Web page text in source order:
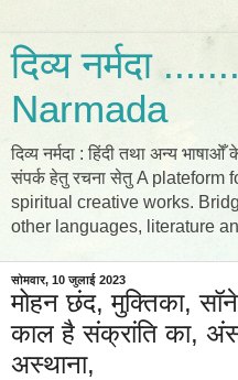
दिव्य नर्मदा
Narmada
दिव्य नर्मदा : हिंदी तथा अन्य
संपर्क हेतु रचना सेतु A plateform
spiritual creative works.
other languages, literature
सोमवार, 10 जुलाई 2023
मोहन छंद, मुक्तिका,
काल है संक्रांति का,
अस्थाना,